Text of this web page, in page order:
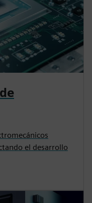
el desarrollo